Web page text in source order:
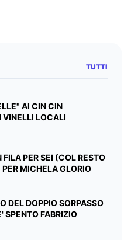
TUTTI
AI CIN CIN
VINELLI LOCALI
PER SEI (COL RESTO
MICHELA GLORIO
DEL DOPPIO SORPASSO
SPENTO FABRIZIO